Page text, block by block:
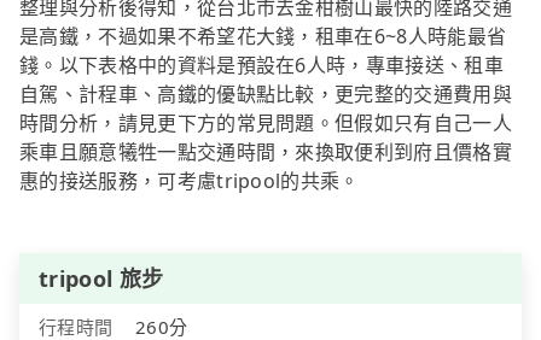
整理與分析後得知，從台北市去金柑樹山最快的陸路交通
是高鐵，不過如果不希望花大錢，租車在6~8人時能最省
錢。以下表格中的資料是預設在6人時，專車接送、租車
自駕、計程車、高鐵的優缺點比較，更完整的交通費用與
時間分析，請見更下方的常見問題。但假如只有自己一人
乘車且願意犧牲一點交通時間，來換取便利到府且價格實
惠的接送服務，可考慮tripool的共乘。
tripool 旅步
行程時間
260分